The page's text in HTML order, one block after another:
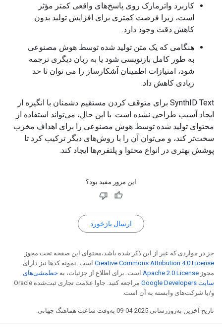
کاربرد واترمارک روی پاسخ‌های واقعی کمتر مؤثر
است، زیرا فرصت کمتری برای افزایش تولید بدون
کاهش دقت وجود دارد.
هنگامی که یک متن تولید شده توسط هوش مصنوعی
به طور کامل بازنویسی شود یا به زبان دیگری ترجمه
شود، امتیازات اطمینان آشکارساز را می توان تا حد
زیادی کاهش داد.
SynthID Text برای متوقف کردن مستقیم دشمنان با انگیزه از
ایجاد آسیب طراحی نشده است. با این حال، می‌تواند استفاده از
محتوای تولید شده توسط هوش مصنوعی را برای اهداف مخرب
سخت‌تر کند، و می‌توان آن را با روش‌های دیگر ترکیب کرد تا
پوشش بهتری در انواع محتوا و پلتفرم‌ها ایجاد کند.
این مرور مفید بود؟
ارسال بازخورد
جز در مواردی که غیر از این ذکر شده باشد،‌محتوای این صفحه تحت مجوز
Creative Commons Attribution 4.0 License است. نمونه کدها نیز دارای
مجوز Apache 2.0 License است. برای اطلاع از جزئیات، به خطمشی‌های
سایت Google Developers‏
مراجعه کنید. جاوا علامت تجاری ثبت‌شده Oracle
و/یا شرکت‌های وابسته به آن است.
تاریخ آخرین به‌روزرسانی 2025-04-09 به‌وقت ساعت هماهنگ جهانی.